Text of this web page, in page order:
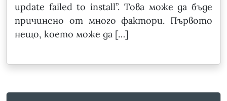
update failed to install”. Това може да бъде
причинено от много фактори. Първото
нещо, което може да […]